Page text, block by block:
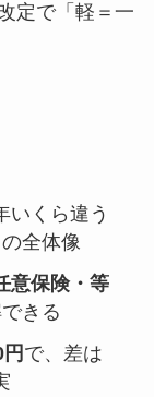
定で「軽＝一
いくら違う
全体像
意保険・等
きる
で、差は